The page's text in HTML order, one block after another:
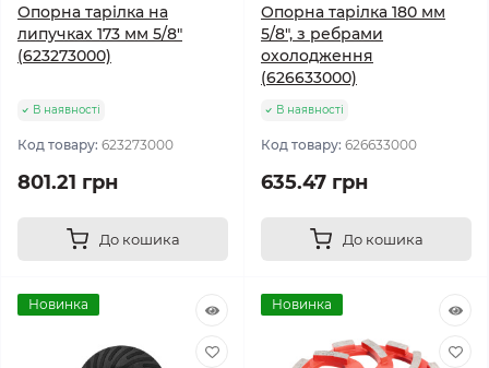
Опорна тарілка на
липучках 173 мм 5/8"
(623273000)
В наявності
Код товару: 623273000
801.21 грн
До кошика
Опорна тарілка 180 мм
5/8", з ребрами
охолодження
(626633000)
В наявності
Код товару: 626633000
635.47 грн
До кошика
Новинка Новинка